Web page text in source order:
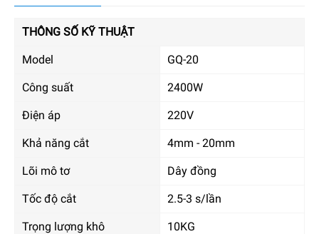
THÔNG SỐ KỸ THUẬT
Model GQ-20
Công suất 2400W
Điện áp 220V
Khả năng cắt 4mm - 20mm
Lõi mô tơ Dây đồng
Tốc độ cắt 2.5-3 s/lần
Trọng lượng khô 10KG